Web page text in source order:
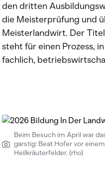
den dritten
die Meisterprüfung und
Meisterlandwirt. Der
steht für einen Prozess,
fachlich,
Beim Besuch im April war
garstig: Beat Hofer vor
Heilkräuterfelder. (rho)